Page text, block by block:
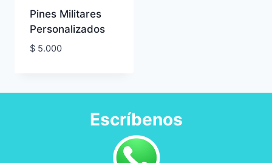
Pines Militares
Personalizados
$5.000
Escríbenos